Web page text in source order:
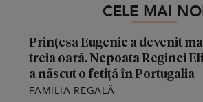
CELE MAI
Prințesa Eugenie a devenit
treia oară. Nepoata Reginei
a născut o fetiță în Portugalia
FAMILIA REGALĂ